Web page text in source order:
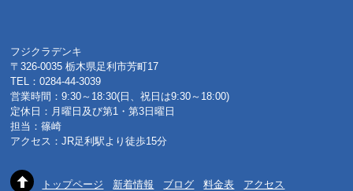
フジクラデンキ
〒326-0035 栃木県足利市芳町17
TEL：0284-44-3039
営業時間：9:30～18:30(日、祝日は9:30～18:00)
定休日：月曜日及び第1・第3日曜日
担当：篠崎
アクセス：JR足利駅より徒歩15分
トップページ 新着情報 ブログ 料金表
アクセス